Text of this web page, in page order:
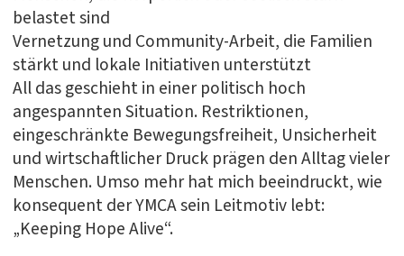
belastet sind
Vernetzung und Community-Arbeit, die Familien
stärkt und lokale Initiativen unterstützt
All das geschieht in einer politisch hoch
angespannten Situation. Restriktionen,
eingeschränkte Bewegungsfreiheit, Unsicherheit
und wirtschaftlicher Druck prägen den Alltag vieler
Menschen. Umso mehr hat mich beeindruckt, wie
konsequent der YMCA sein Leitmotiv lebt:
„Keeping Hope Alive“.